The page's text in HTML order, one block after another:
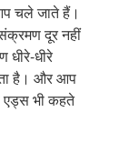
चले जाते हैं।
दूर नहीं
धीरे-धीरे
है। और आप
एड्स भी कहते